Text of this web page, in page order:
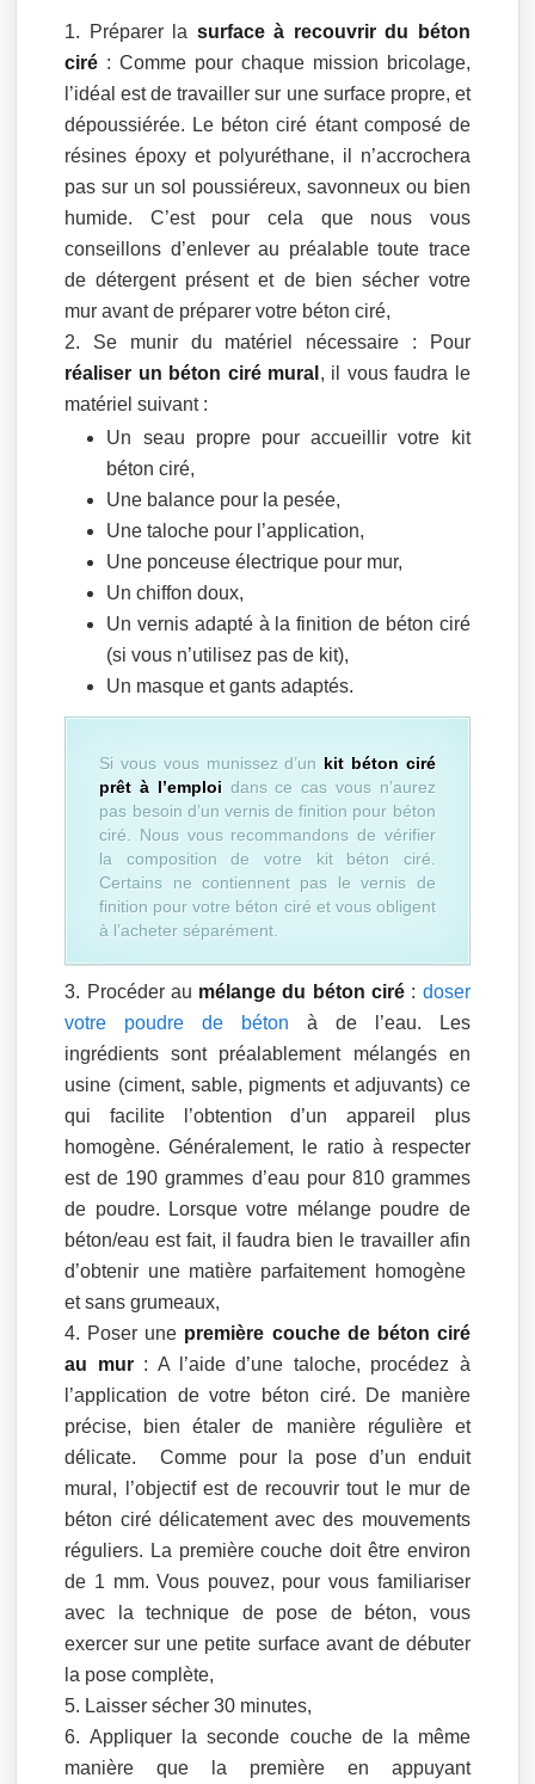
Préparer la surface à recouvrir du béton
ciré : Comme pour chaque mission bricolage,
l’idéal est de travailler sur une surface propre, et
dépoussiérée. Le béton ciré étant composé de
résines époxy et polyuréthane, il n’accrochera
pas sur un sol poussiéreux, savonneux ou bien
humide. C’est pour cela que nous vous
conseillons d’enlever au préalable toute trace
de détergent présent et de bien sécher votre
mur avant de préparer votre béton ciré,
Se munir du matériel nécessaire : Pour
réaliser un béton ciré mural , il vous faudra le
matériel suivant :
Un seau propre pour accueillir votre kit
béton ciré,
Une balance pour la pesée,
Une taloche pour l’application,
Une ponceuse électrique pour mur,
Un chiffon doux,
Un vernis adapté à la finition de béton ciré
(si vous n’utilisez pas de kit),
Un masque et gants adaptés.
Si vous vous munissez d’un kit béton ciré
prêt à l’emploidans ce cas vous n’aurez
pas besoin d’un vernis de finition pour béton
ciré. Nous vous recommandons de vérifier
la composition de votre kit béton ciré.
Certains ne contiennent pas le vernis de
finition pour votre béton ciré et vous obligent
à l’acheter séparément.
Procéder au mélange du béton ciré : doser
votre poudre de béton à de l’eau. Les
ingrédients sont préalablement mélangés en
usine (ciment, sable, pigments et adjuvants) ce
qui facilite l’obtention d’un appareil plus
homogène. Généralement, le ratio à respecter
est de 190 grammes d’eau pour 810 grammes
de poudre. Lorsque votre mélange poudre de
béton/eau est fait, il faudra bien le travailler afin
d’obtenir une matière parfaitement homogène
et sans grumeaux,
Poser une première couche de béton ciré
au mur: A l’aide d’une taloche, procédez à
l’application de votre béton ciré. De manière
précise, bien étaler de manière régulière et
délicate. Comme pour la pose d’un enduit
mural, l’objectif est de recouvrir tout le mur de
béton ciré délicatement avec des mouvements
réguliers. La première couche doit être environ
de 1 mm. Vous pouvez, pour vous familiariser
avec la technique de pose de béton, vous
exercer sur une petite surface avant de débuter
la pose complète,
Laisser sécher 30 minutes,
Appliquer la seconde couche de la même
manière que la première en appuyant